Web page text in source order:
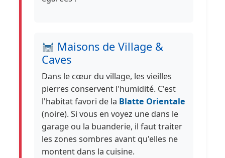
Maisons de Village &
Caves
Dans le cœur du village, les vieilles
pierres conservent l'humidité. C'est
l'habitat favori de la Blatte Orientale
(noire). Si vous en voyez une dans le
garage ou la buanderie, il faut traiter
les zones sombres avant qu'elles ne
montent dans la cuisine.